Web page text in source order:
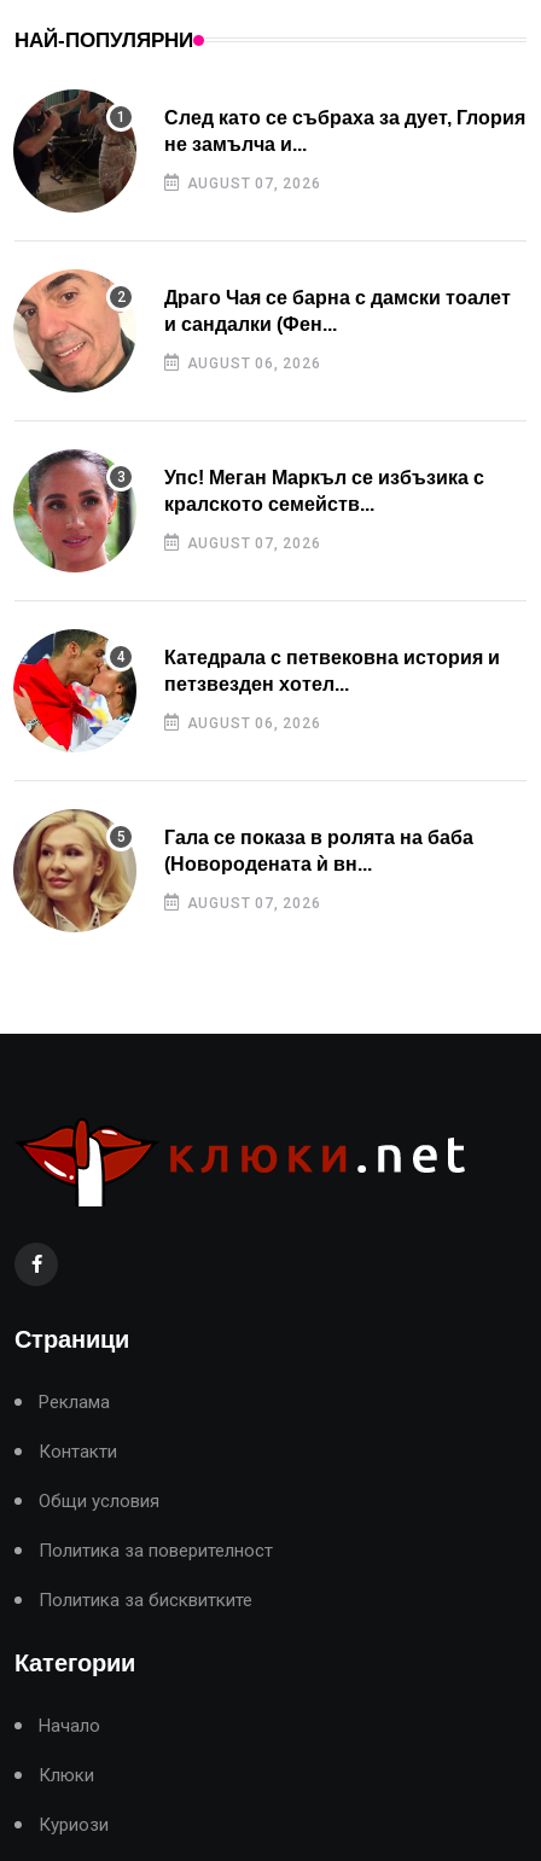
НАЙ-ПОПУЛЯРНИ
След като се събраха за дует, Глория
не замълча и...
AUGUST 07, 2026
Драго Чая се барна с дамски тоалет
и сандалки (Фен...
AUGUST 06, 2026
Упс! Меган Маркъл се избъзика с
кралското семейств...
AUGUST 07, 2026
Катедрала с петвековна история и
петзвезден хотел...
AUGUST 06, 2026
Гала се показа в ролята на баба
(Новородената ѝ вн...
AUGUST 07, 2026
Страници
Реклама
Контакти
Общи условия
Политика за поверителност
Политика за бисквитките
Категории
Начало
Клюки
Куриози